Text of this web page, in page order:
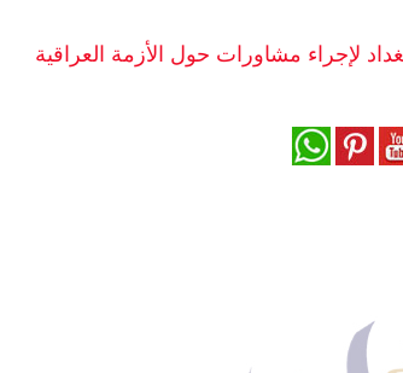
لإجراء مشاورات حول الأزمة العراقية